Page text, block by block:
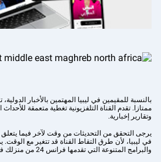
ممتازا. تقدم القناة التلفزيونية تغطية متعمقة
وتقارير إخبارية.
في ليبيا، لأن طرق التقاط القناة قد تتغير مع الوقت.
والبرامج المتنوعة التي تقدمها فرانس 24 من منزلك في ليبيا.